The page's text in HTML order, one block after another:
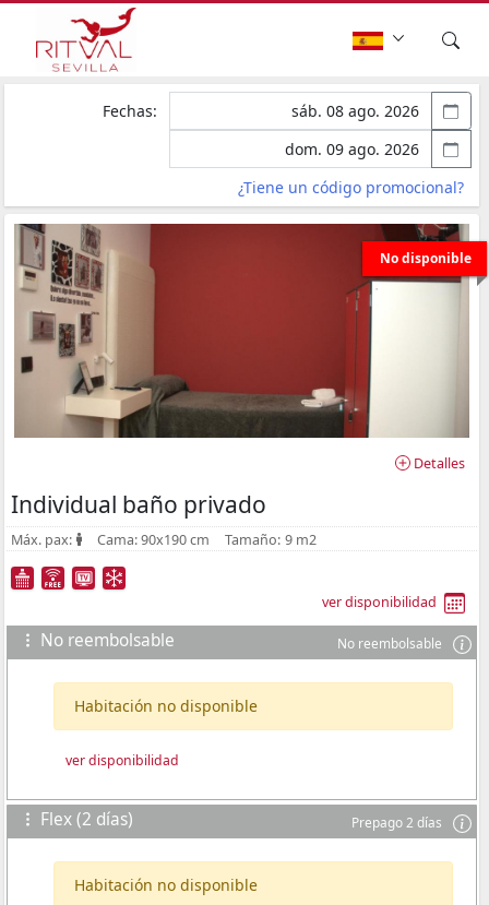
Fechas:
¿Tiene un código promocional?
No disponible
Detalles
Individual baño privado
Máx. pax: Cama: 90x190 cm Tamaño: 9 m2
ver disponibilidad
No reembolsable No reembolsable
Habitación no disponible
ver disponibilidad
Flex (2 días) Prepago 2 días
Habitación no disponible